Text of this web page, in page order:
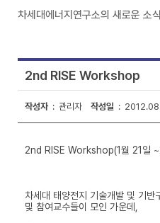
차세대에너지연구소의 새로운 소
2nd RISE Workshop
작성자: 관리자 작성일 :
2nd RISE Workshop(1월 21일
차세대 태양전지 기술개발 및 기반
및 참여교수들이 모인 가운데,